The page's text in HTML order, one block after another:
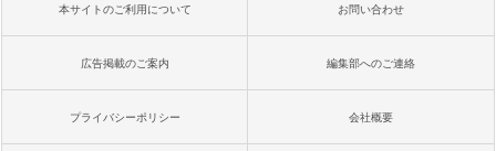
本サイトのご利用について お問い合わせ
広告掲載のご案内 編集部へのご連絡
プライバシーポリシー 会社概要